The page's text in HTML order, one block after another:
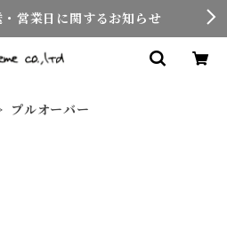
・営業日に関するお知らせ
プルオーバー